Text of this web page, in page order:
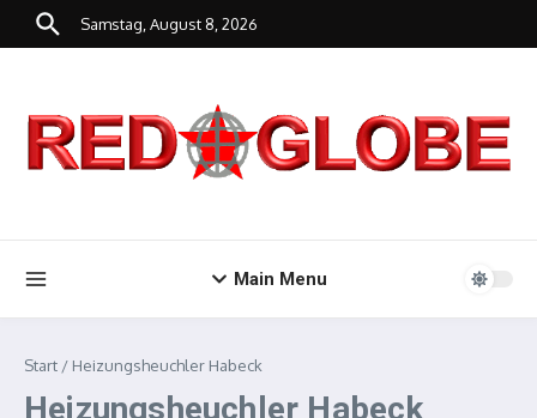
Zum Inhalt springen
Samstag, August 8, 2026
Main Menu
Start / Heizungsheuchler Habeck
Heizungsheuchler Habeck